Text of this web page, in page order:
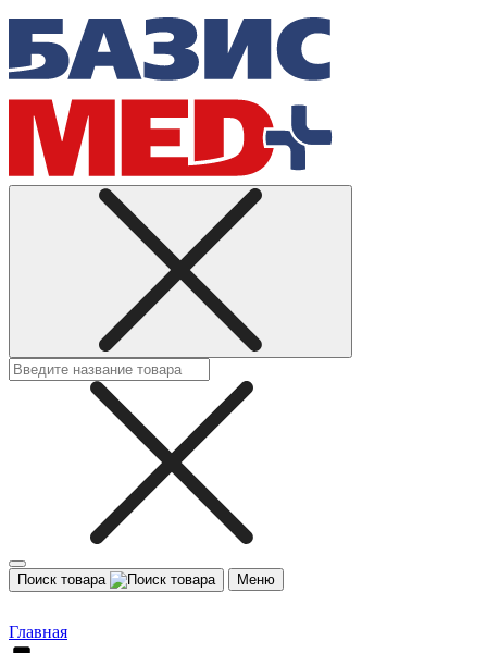
Поиск товара Меню
Главная